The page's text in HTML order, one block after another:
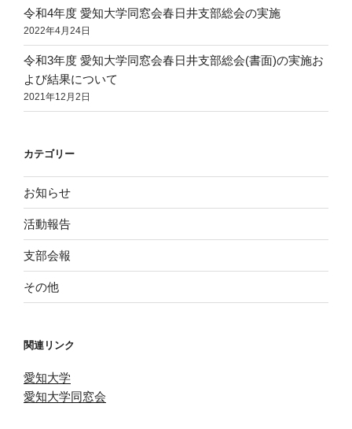
令和4年度 愛知大学同窓会春日井支部総会の実施
2022年4月24日
令和3年度 愛知大学同窓会春日井支部総会(書面)の実施お
よび結果について
2021年12月2日
カテゴリー
お知らせ
活動報告
支部会報
その他
関連リンク
愛知大学
愛知大学同窓会